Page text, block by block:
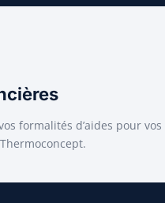
formalités d’aides pour vos